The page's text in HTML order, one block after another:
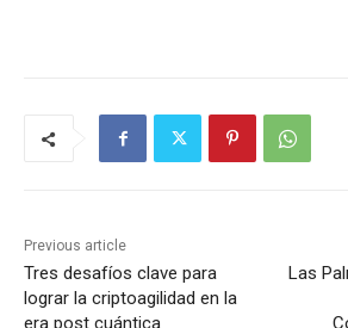
Previous article
Tres desafíos clave para
lograr la criptoagilidad en la
era post cuántica
Las